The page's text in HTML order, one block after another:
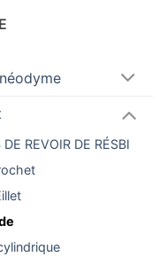
REVOIR DE RÉSBI